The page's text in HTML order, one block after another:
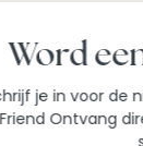
een VIP-
op al mijn